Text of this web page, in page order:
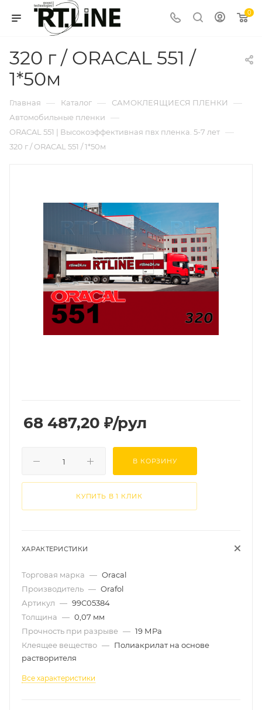
0
320 г / ORACAL 551 /
1*50м
Главная — Каталог — САМОКЛЕЯЩИЕСЯ ПЛЕНКИ —
Автомобильные пленки —
ORACAL 551 | Высокоэффективная пвх пленка. 5-7 лет —
320 г / ORACAL 551 / 1*50м
68 487,20 ₽/рул
В КОРЗИНУ
КУПИТЬ В 1 КЛИК
ХАРАКТЕРИСТИКИ
Торговая марка — Oracal
Производитель — Orafol
Артикул — 99C05384
Толщина — 0,07 мм
Прочность при разрыве — 19 МРа
Клеящее вещество — Полиакрилат на основе
растворителя
Все характеристики